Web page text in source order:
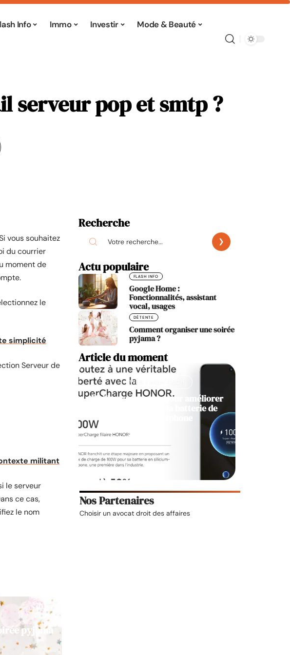
Info Immo Investir Mode & Beauté
serveur pop et smtp ?
vous souhaitez
du courrier
moment de
le
simplicité
Serveur de
militant
le serveur
ce cas,
le nom
pyjama
Recherche
Actu populaire
FLASH INFO
Google Home :
Fonctionnalités, assistant
vocal, usages
DÉTENTE
Comment organiser une soirée
pyjama ?
Article du moment
WEB / HIGH-TECH
Meilleures astuces pour améliorer
la durée de vie de la batterie de
Nos Partenaires
Choisir un avocat droit des affaires